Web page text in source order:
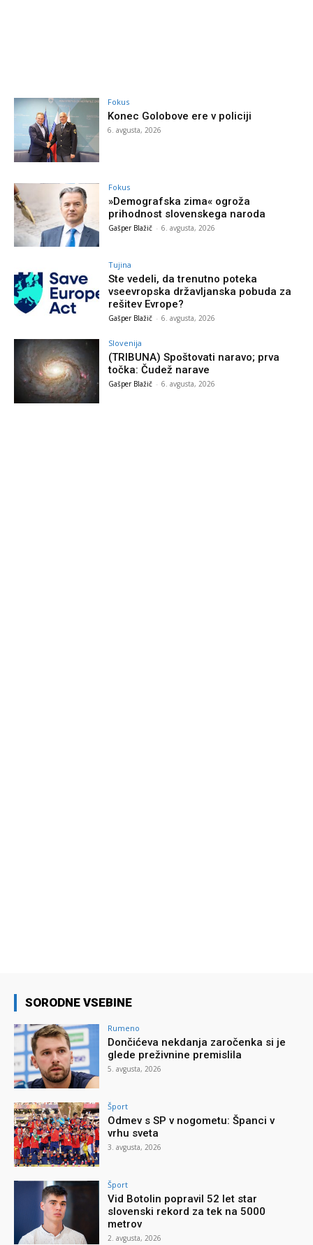
Fokus
Konec Golobove ere v policiji
6. avgusta, 2026
Fokus
»Demografska zima« ogroža
prihodnost slovenskega naroda
Gašper Blažič - 6. avgusta, 2026
Tujina
Ste vedeli, da trenutno poteka
vseevropska državljanska pobuda za
rešitev Evrope?
Gašper Blažič - 6. avgusta, 2026
Slovenija
(TRIBUNA) Spoštovati naravo; prva
točka: Čudež narave
Gašper Blažič - 6. avgusta, 2026
SORODNE VSEBINE
Rumeno
Dončićeva nekdanja zaročenka si je
glede preživnine premislila
5. avgusta, 2026
Šport
Odmev s SP v nogometu: Španci v
vrhu sveta
3. avgusta, 2026
Šport
Vid Botolin popravil 52 let star
slovenski rekord za tek na 5000
metrov
2. avgusta, 2026